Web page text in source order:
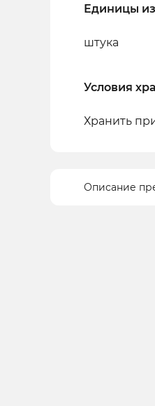
Единицы
штука
Условия
Хранить
Описание